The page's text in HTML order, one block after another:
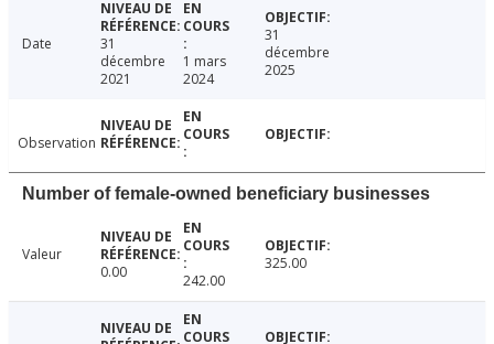
Date
31
décembre
2021
1 mars
2024
31
décembre
2025
Observation
Number of female-owned beneficiary businesses
Valeur
0.00
242.00
325.00